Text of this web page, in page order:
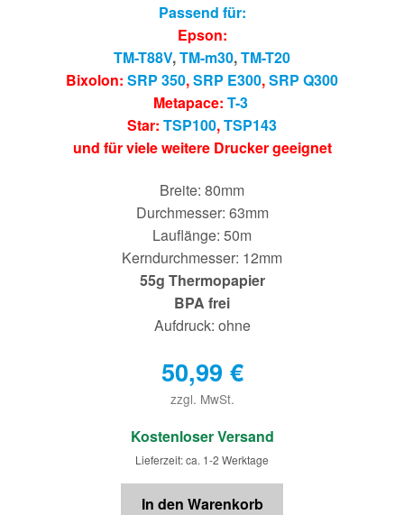
Passend für:
Epson:
TM-T88V,TM-m30,TM-T20
Bixolon: SRP 350,SRP E300,SRP Q300
Metapace: T-3
Star: TSP100,TSP143
und für viele weitere Drucker geeignet
Breite: 80mm
Durchmesser: 63mm
Lauflänge: 50m
Kerndurchmesser: 12mm
55g Thermopapier
BPA frei
Aufdruck: ohne
50,99 €
zzgl. MwSt.
€
Kostenloser Versand
Lieferzeit: ca. 1-2 Werktage
In den Warenkorb